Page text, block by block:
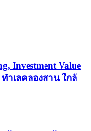
Investment Value
ำเลคลองสาน ใกล้